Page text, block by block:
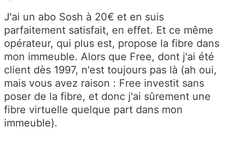
J'ai un abo Sosh à 20€ et en suis
parfaitement satisfait, en effet. Et ce même
opérateur, qui plus est, propose la fibre dans
mon immeuble. Alors que Free, dont j'ai été
client dès 1997, n'est toujours pas là (ah oui,
mais vous avez raison : Free investit sans
poser de la fibre, et donc j'ai sûrement une
fibre virtuelle quelque part dans mon
immeuble).